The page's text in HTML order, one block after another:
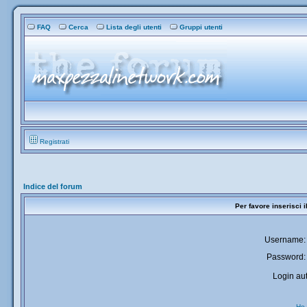
FAQ Cerca Lista degli utenti Gruppi utenti
Registrati
Indice del forum
Per favore inserisci
Username:
Password:
Login